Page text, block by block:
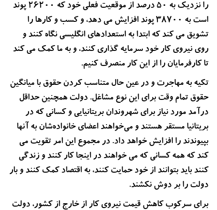
را نزدیک به 50 درصد از موقعیت فعلی خود که 26200 پوند
است به 38700 پوند افزایش می دهد، و کسب و کارها را
تشویق می کند که ابتدا به استعدادهای انگلیسی نگاه کنند و
روی نیروی کار خود سرمایه گذاری کنند، و به ما کمک می کند
تا کارفرمایان را از این کار منصرف کنیم.
تکیه به مهاجرت و در عین حال متناسب کردن حقوق با میانگین
حقوق تمام وقت برای این نوع مشاغل. دولت همچنین حداقل
درآمد مورد نیاز برای شهروندان بریتانیایی و کسانی که در
بریتانیا مستقر هستند و می‌خواهند اعضای خانواده‌شان به آنها
بپیوندند را افزایش خواهد داد. در مجموع این امر تقویت می
کند که همه کسانی که می خواهند در اینجا کار کنند و زندگی
کنند باید بتوانند از خود حمایت کنند، به اقتصاد کمک کنند و بار
دولت را بر دوش نکشند.
برای سرکوب کاهش قیمت نیروی کار از خارج از کشور، دولت